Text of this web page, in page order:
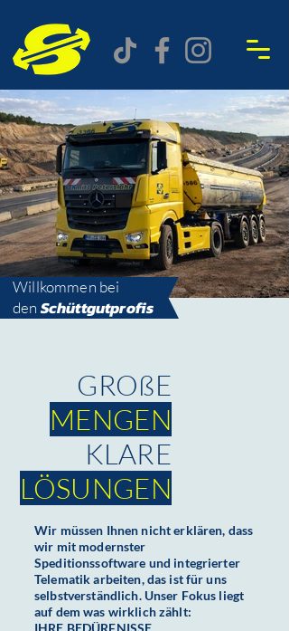
Willkommen bei
den Schüttgutprofis
GROßE
MENGEN
KLARE
LÖSUNGEN
Wir müssen Ihnen nicht erklären, dass
wir mit modernster
Speditionssoftware und integrierter
Telematik arbeiten, das ist für uns
selbstverständlich. Unser Fokus liegt
auf dem was wirklich zählt:
IHRE BEDÜRFNISSE